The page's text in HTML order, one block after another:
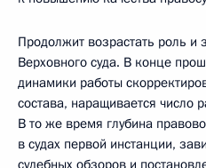
Продолжит возрастать роль и
Верховного суда. В конце
динамики работы
состава, наращивается число
В то же время глубина
в судах первой инстанции,
судебных обзоров и